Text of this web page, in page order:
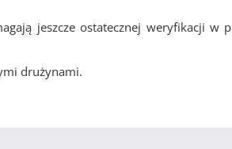
jeszcze ostatecznej weryfikacji w
drużynami.